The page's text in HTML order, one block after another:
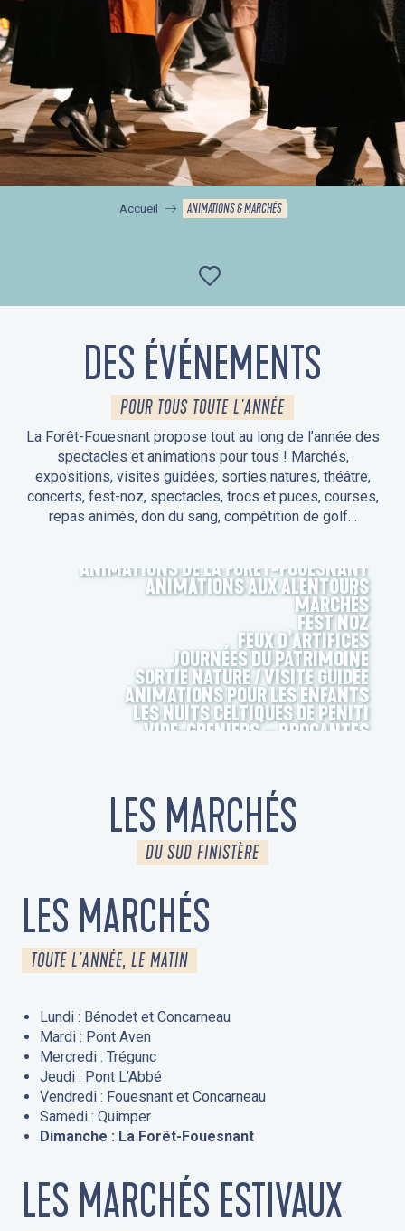
Accueil ANIMATIONS & MARCHÉS
Ajouter aux
DES ÉVÉNEMENTS
POUR TOUS TOUTE L'ANNÉE
La Forêt-Fouesnant propose tout au long de l’année des
spectacles et animations pour tous ! Marchés,
expositions, visites guidées, sorties natures, théâtre,
concerts, fest-noz, spectacles, trocs et puces, courses,
repas animés, don du sang, compétition de golf…
ANIMATIONS DE LA FORÊT-FOUESNANT
ANIMATIONS AUX ALENTOURS
MARCHÉS
FEST NOZ
FEUX D’ARTIFICES
JOURNÉES DU PATRIMOINE
SORTIE NATURE / VISITE GUIDÉE
ANIMATIONS POUR LES ENFANTS
LES NUITS CELTIQUES DE PENITI
VIDE-GRENIERS – BROCANTES
LES MARCHÉS
DU SUD FINISTÈRE
LES MARCHÉS
TOUTE L'ANNÉE, LE MATIN
Lundi : Bénodet et Concarneau
Mardi : Pont Aven
Mercredi : Trégunc
Jeudi : Pont L’Abbé
Vendredi : Fouesnant et Concarneau
Samedi : Quimper
Dimanche : La Forêt-Fouesnant
LES MARCHÉS ESTIVAUX